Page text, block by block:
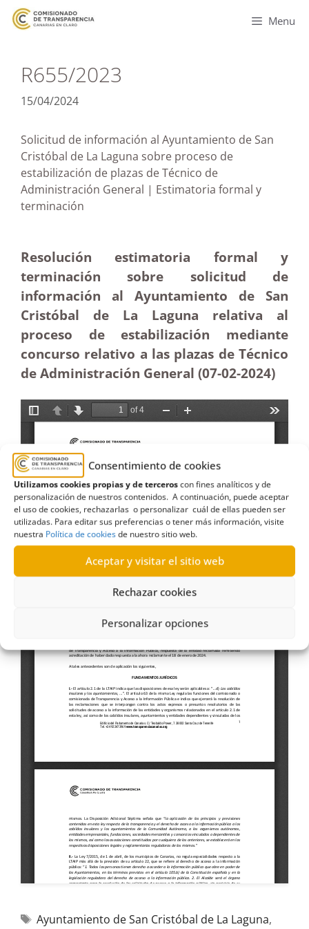
Consentimiento de cookies
Utilizamos cookies propias y de terceroscon fines analíticos y de
personalización de nuestros contenidos. A continuación, puede aceptar
el uso de cookies, rechazarlas o personalizar cuál de ellas pueden ser
utilizadas. Para editar sus preferencias o tener más información, visite
nuestra Política de cookiesde nuestro sitio web.
Aceptar y visitar el sitio web
Rechazar cookies
Personalizar opciones
Menu
R655/2023
15/04/2024
Solicitud de información al Ayuntamiento de San
Cristóbal de La Laguna sobre proceso de
estabilización de plazas de Técnico de
Administración General | Estimatoria formal y
terminación
Resolución estimatoria formal y
terminación sobre solicitud de
información al Ayuntamiento de San
Cristóbal de La Laguna relativa al
proceso de estabilización mediante
concurso relativo a las plazas de Técnico
de Administración General (07-02-2024)
Ayuntamiento de San Cristóbal de La Laguna,